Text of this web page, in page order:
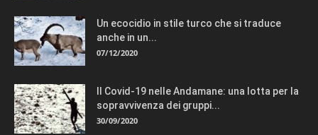
Un ecocidio in stile turco che si traduce
anche in un...
07/12/2020
Il Covid-19 nelle Andamane: una lotta per la
sopravvivenza dei gruppi...
30/09/2020